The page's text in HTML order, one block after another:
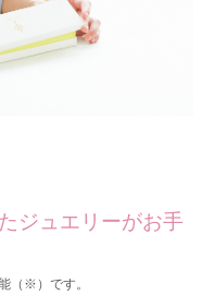
ジュエリーがお手
（※）です。